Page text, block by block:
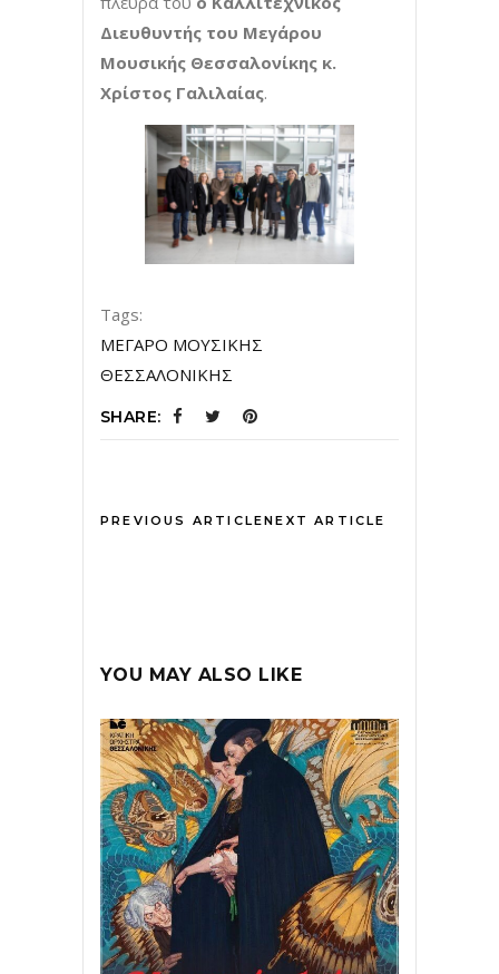
Διευθυντής του Μεγάρου
Μουσικής Θεσσαλονίκης κ.
Χρίστος Γαλιλαίας.
Tags:
ΜΕΓΑΡΟ ΜΟΥΣΙΚΗΣ
ΘΕΣΣΑΛΟΝΙΚΗΣ
SHARE:
PREVIOUS ARTICLENEXT ARTICLE
YOU MAY ALSO LIKE